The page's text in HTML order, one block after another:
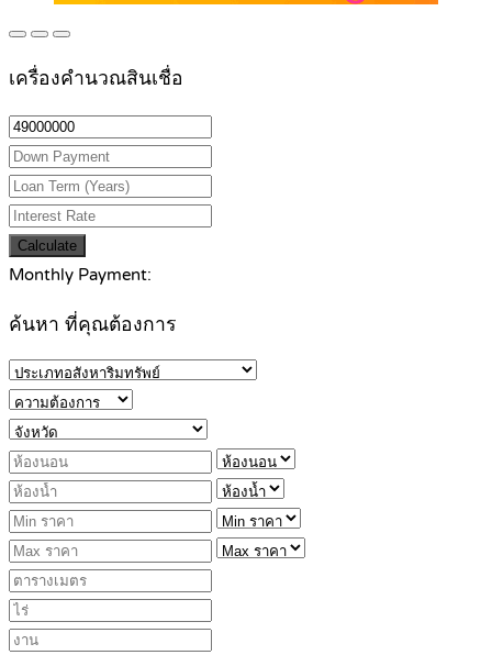
เครื่องคำนวณสินเชื่อ
Calculate
Monthly Payment:
ค้นหา ที่คุณต้องการ